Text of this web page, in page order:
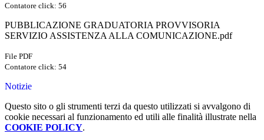
Contatore click: 56
PUBBLICAZIONE GRADUATORIA PROVVISORIA
SERVIZIO ASSISTENZA ALLA COMUNICAZIONE.pdf
File PDF
Contatore click: 54
Notizie
Questo sito o gli strumenti terzi da questo utilizzati si avvalgono di
cookie necessari al funzionamento ed utili alle finalità illustrate nella
COOKIE POLICY.